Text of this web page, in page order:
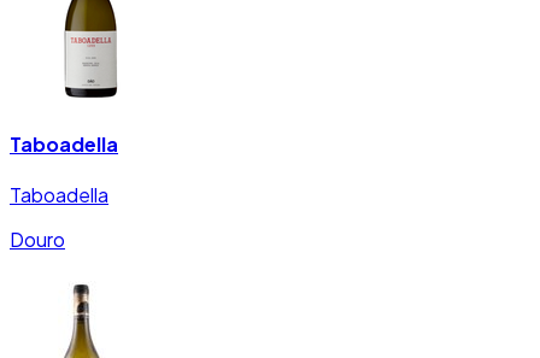
Taboadella
Taboadella
Douro